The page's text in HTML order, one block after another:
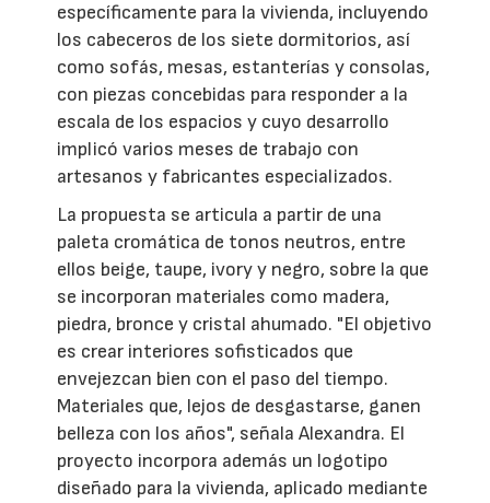
específicamente para la vivienda, incluyendo
los cabeceros de los siete dormitorios, así
como sofás, mesas, estanterías y consolas,
con piezas concebidas para responder a la
escala de los espacios y cuyo desarrollo
implicó varios meses de trabajo con
artesanos y fabricantes especializados.
La propuesta se articula a partir de una
paleta cromática de tonos neutros, entre
ellos beige, taupe, ivory y negro, sobre la que
se incorporan materiales como madera,
piedra, bronce y cristal ahumado. "El objetivo
es crear interiores sofisticados que
envejezcan bien con el paso del tiempo.
Materiales que, lejos de desgastarse, ganen
belleza con los años", señala Alexandra. El
proyecto incorpora además un logotipo
diseñado para la vivienda, aplicado mediante